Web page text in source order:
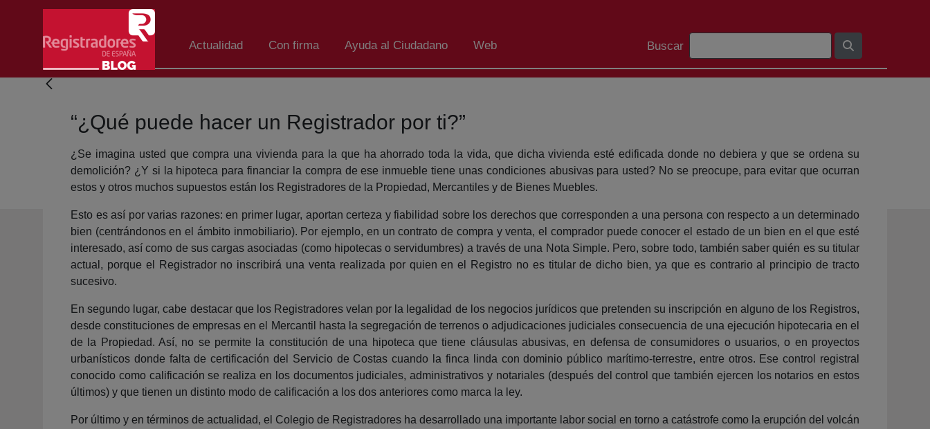
Eduki nagusira joan
Actualidad Con firma Ayuda al Ciudadano Web
Bilaketa barra
Buscar
“¿Qué puede hacer un Registrador por ti?”
¿Se imagina usted que compra una vivienda para la que ha ahorrado toda la vida, que dicha vivienda esté edificada donde no debiera y que se ordena su
demolición? ¿Y si la hipoteca para financiar la compra de ese inmueble tiene unas condiciones abusivas para usted? No se preocupe, para evitar que ocurran
estos y otros muchos supuestos están los Registradores de la Propiedad, Mercantiles y de Bienes Muebles.
Esto es así por varias razones: en primer lugar, aportan certeza y fiabilidad sobre los derechos que corresponden a una persona con respecto a un determinado
bien (centrándonos en el ámbito inmobiliario). Por ejemplo, en un contrato de compra y venta, el comprador puede conocer el estado de un bien en el que esté
interesado, así como de sus cargas asociadas (como hipotecas o servidumbres) a través de una Nota Simple. Pero, sobre todo, también saber quién es su titular
actual, porque el Registrador no inscribirá una venta realizada por quien en el Registro no es titular de dicho bien, ya que es contrario al principio de tracto
sucesivo.
En segundo lugar, cabe destacar que los Registradores velan por la legalidad de los negocios jurídicos que pretenden su inscripción en alguno de los Registros,
desde constituciones de empresas en el Mercantil hasta la segregación de terrenos o adjudicaciones judiciales consecuencia de una ejecución hipotecaria en el
de la Propiedad. Así, no se permite la constitución de una hipoteca que tiene cláusulas abusivas, en defensa de consumidores o usuarios, o en proyectos
urbanísticos donde falta de certificación del Servicio de Costas cuando la finca linda con dominio público marítimo-terrestre, entre otros. Ese control registral
conocido como calificación se realiza en los documentos judiciales, administrativos y notariales (después del control que también ejercen los notarios en estos
últimos) y que tienen un distinto modo de calificación a los dos anteriores como marca la ley.
Por último y en términos de actualidad, el Colegio de Registradores ha desarrollado una importante labor social en torno a catástrofe como la erupción del volcán